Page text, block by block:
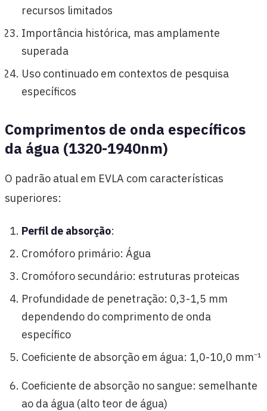
recursos limitados
Importância histórica, mas amplamente
superada
Uso continuado em contextos de pesquisa
específicos
Comprimentos de onda específicos
da água (1320-1940nm)
O padrão atual em EVLA com características
superiores:
Perfil de absorção:
Cromóforo primário: Água
Cromóforo secundário: estruturas proteicas
Profundidade de penetração: 0,3-1,5 mm
dependendo do comprimento de onda
específico
Coeficiente de absorção em água: 1,0-10,0 mm⁻¹
Coeficiente de absorção no sangue: semelhante
ao da água (alto teor de água)